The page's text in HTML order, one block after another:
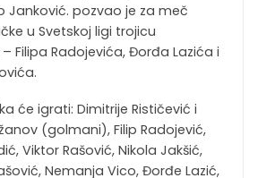
Janković. pozvao je za meč
u Svetskoj ligi trojicu
Filipa Radojevića, Đorđa Lazića i
će igrati: Dimitrije Rističević i
(golmani), Filip Radojević,
Viktor Rašović, Nikola Jakšić,
Nemanja Vico, Đorđe Lazić,